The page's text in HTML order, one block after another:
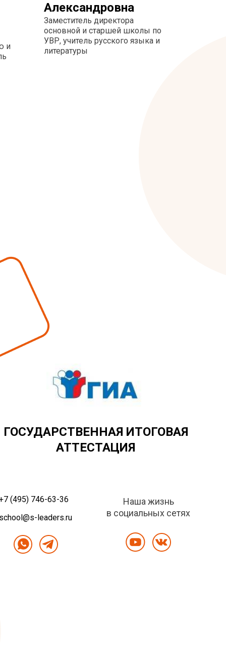
и
Александровна
Заместитель директора
основной и старшей школы по
УВР, учитель русского языка и
литературы
ГОСУДАРСТВЕННАЯ ИТОГОВАЯ
АТТЕСТАЦИЯ
(495) 746-63-36
leaders.ru
Наша жизнь
в социальных сетях